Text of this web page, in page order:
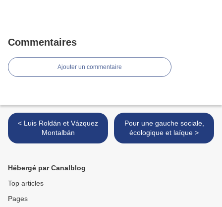
Commentaires
Ajouter un commentaire
< Luis Roldán et Vázquez
Montalbán
Pour une gauche sociale,
écologique et laïque >
Hébergé par Canalblog
Top articles
Pages